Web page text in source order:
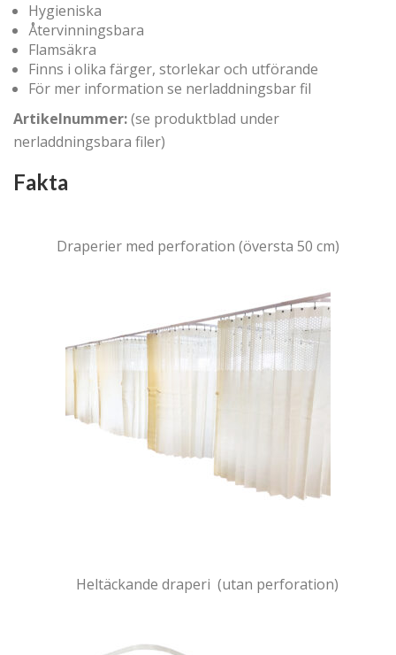
Hygieniska
Återvinningsbara
Flamsäkra
Finns i olika färger, storlekar och utförande
För mer information se nerladdningsbar fil
Artikelnummer:(se produktblad under
nerladdningsbara filer)
Fakta
Draperier med perforation (översta 50 cm)
Heltäckande draperi (utan perforation)